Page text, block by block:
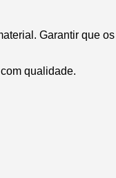
Garantir que
qualidade.